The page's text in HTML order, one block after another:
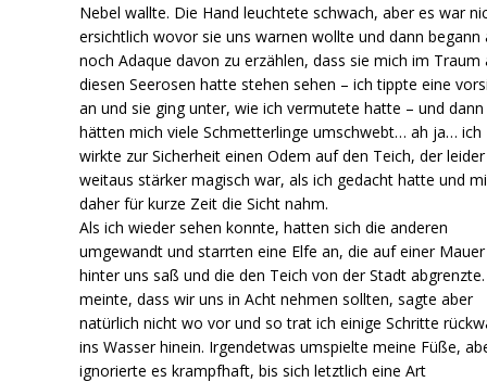
Nebel wallte. Die Hand leuchtete schwach, aber es war
ersichtlich wovor sie uns warnen wollte und dann begann
noch Adaque davon zu erzählen, dass sie mich im Traum
diesen Seerosen hatte stehen sehen – ich tippte eine
an und sie ging unter, wie ich vermutete hatte – und dann
hätten mich viele Schmetterlinge umschwebt… ah ja… ich
wirkte zur Sicherheit einen Odem auf den Teich, der leider
weitaus stärker magisch war, als ich gedacht hatte und
daher für kurze Zeit die Sicht nahm.
Als ich wieder sehen konnte, hatten sich die anderen
umgewandt und starrten eine Elfe an, die auf einer Mauer
hinter uns saß und die den Teich von der Stadt abgrenzte.
meinte, dass wir uns in Acht nehmen sollten, sagte aber
natürlich nicht wo vor und so trat ich einige Schritte
ins Wasser hinein. Irgendetwas umspielte meine Füße,
ignorierte es krampfhaft, bis sich letztlich eine Art